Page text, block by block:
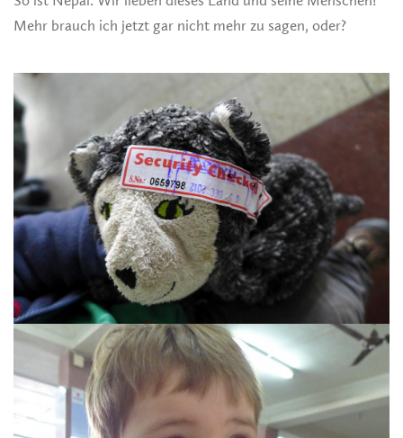
Mehr brauch ich jetzt gar nicht mehr zu sagen, oder?